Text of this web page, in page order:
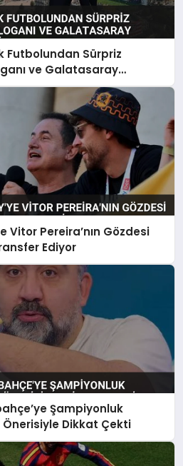
Futbolundan Sürpriz
ve Galatasaray
Vitor Pereira’nın Gözdesi
Ediyor
Şampiyonluk
Dikkat Çekti